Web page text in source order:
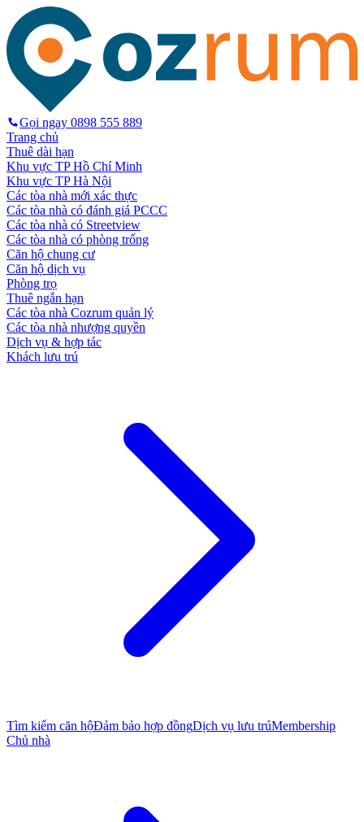
Gọi ngay 0898 555 889
Trang chủ
Thuê dài hạn
Khu vực TP Hồ Chí Minh
Khu vực TP Hà Nội
Các tòa nhà mới xác thực
Các tòa nhà có đánh giá PCCC
Các tòa nhà có Streetview
Các tòa nhà có phòng trống
Căn hộ chung cư
Căn hộ dịch vụ
Phòng trọ
Thuê ngắn hạn
Các tòa nhà Cozrum quản lý
Các tòa nhà nhượng quyền
Dịch vụ & hợp tác
Khách lưu trú
Tìm kiếm căn hộĐảm bảo hợp đồngDịch vụ lưu trúMembership
Chủ nhà